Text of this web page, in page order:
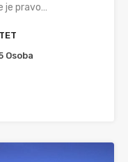
je pravo…
Osoba